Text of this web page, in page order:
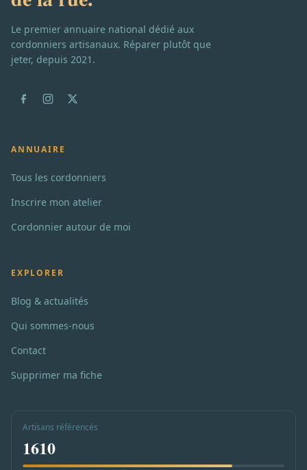
Le premier annuaire national dédié aux
cordonniers artisanaux. Réparer plutôt que
jeter, depuis 2021.
ANNUAIRE
Tous les cordonniers
Inscrire mon atelier
Cordonnier autour de moi
EXPLORER
Blog & actualités
Qui sommes-nous
Contact
Supprimer ma fiche
Artisans référencés
1610